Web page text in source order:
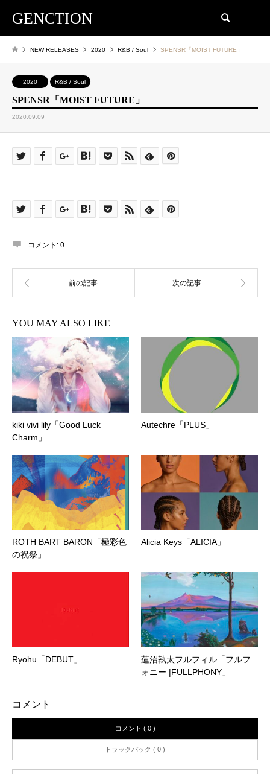
GENCTION
NEW RELEASES 2020 R&B / Soul SPENSR「MOIST FUTURE」
2020 R&B / Soul
SPENSR「MOIST FUTURE」
2020.09.09
コメント: 0
YOU MAY ALSO LIKE
kiki vivi lily「Good Luck
Charm」
Autechre「PLUS」
ROTH BART BARON「極彩色
の祝祭」
Alicia Keys「ALICIA」
Ryohu「DEBUT」
蓮沼執太フルフィル「フルフ
ォニー |FULLPHONY」
コメント
コメント ( 0 )
トラックバック ( 0 )